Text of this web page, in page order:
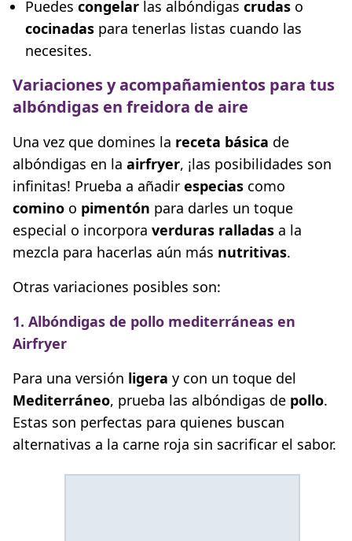
Puedes congelar las albóndigas crudas o
cocinadas para tenerlas listas cuando las
necesites.
Variaciones y acompañamientos para tus
albóndigas en freidora de aire
Una vez que domines la receta básica de
albóndigas en la airfryer, ¡las posibilidades son
infinitas! Prueba a añadir especias como
comino o pimentón para darles un toque
especial o incorpora verduras ralladas a la
mezcla para hacerlas aún más nutritivas.
Otras variaciones posibles son:
1. Albóndigas de pollo mediterráneas en
Airfryer
Para una versión ligera y con un toque del
Mediterráneo, prueba las albóndigas de pollo.
Estas son perfectas para quienes buscan
alternativas a la carne roja sin sacrificar el sabor.